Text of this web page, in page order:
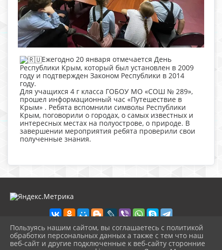
Ежегодно 20 января отмечается День
Республики Крым, который был установлен в 2009
году и подтвержден Законом Республики в 2014
году.
Для учащихся 4 г класса ГОБОУ МО «СОШ № 289»,
прошел информационный час «Путешествие в
Крым» . Ребята вспомнили символы Республики
Крым, поговорили о городах, о самых известных и
интересных местах на полуострове, о природе. В
завершении мероприятия ребята проверили свои
полученные знания.
2026 г. ckbozaozersk.ru
Пользуясь нашим сайтом, вы соглашаетесь с политикой
обработки персональных данных а также с тем что наш
веб-сайт и другие подключенные к веб-сайту сторонние